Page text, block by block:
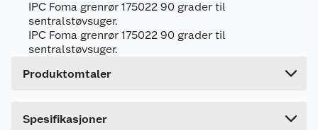
IPC Foma grenrør 175022 90 grader til
sentralstøvsuger.
IPC Foma grenrør 175022 90 grader til
sentralstøvsuger.
Produktomtaler
Dette produktet har ikke fått noen omtale ennå.
Spesifikasjoner
Forpakningsmål
Bruttovekt